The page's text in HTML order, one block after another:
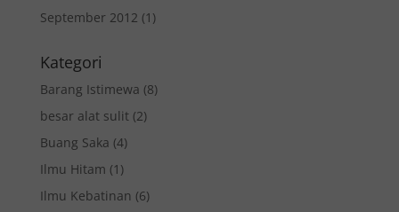
September 2012 (1)
Kategori
Barang Istimewa (8)
besar alat sulit(2)
Buang Saka (4)
Ilmu Hitam (1)
Ilmu Kebatinan (6)